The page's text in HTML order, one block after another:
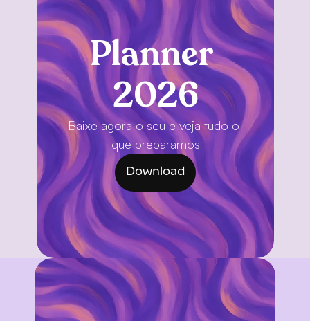
Planner
2026
Baixe agora o seu e veja tudo o
que preparamos
Download